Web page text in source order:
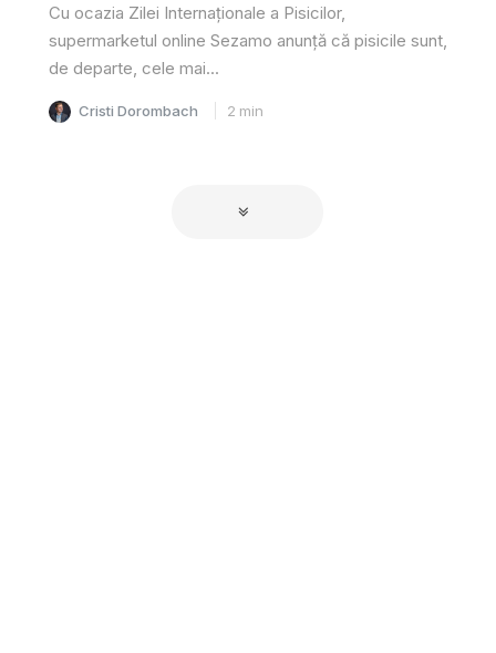
Cu ocazia Zilei Internaționale a Pisicilor,
supermarketul online Sezamo anunță că pisicile sunt,
de departe, cele mai...
Cristi Dorombach 2 min